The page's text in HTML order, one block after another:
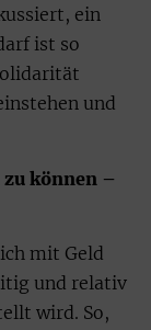
ein
ist so
und
zu können –
mit Geld
und relativ
wird. So,